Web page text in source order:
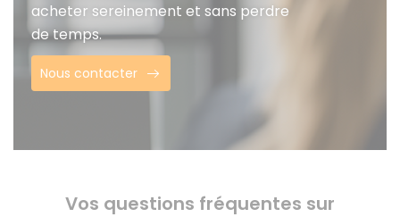
acheter sereinement et sans perdre
de temps.
Nous contacter
Vos questions fréquentes sur